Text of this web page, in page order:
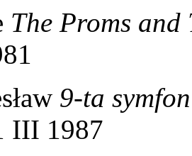
The Proms and
9-ta
III 1987